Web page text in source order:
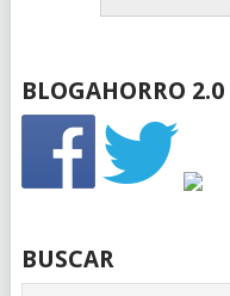
BLOGAHORRO 2.0
BUSCAR